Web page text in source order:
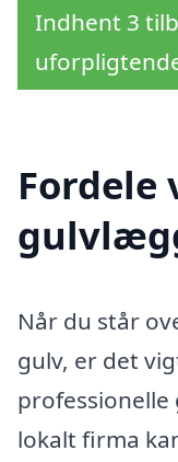
Indhent 3
Når du står
gulv, er det
professionelle
lokalt firma